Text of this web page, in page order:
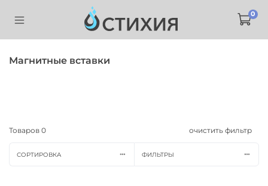
0
Магнитные вставки
Товаров 0 очистить фильтр
СОРТИРОВКА ФИЛЬТРЫ